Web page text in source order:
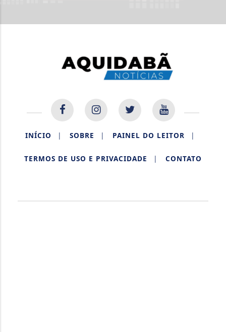
INÍCIO | SOBRE | PAINEL DO LEITOR |
TERMOS DE USO E PRIVACIDADE | CONTATO